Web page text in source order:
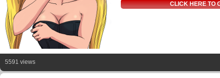
CLICK HERE TO
5591 views